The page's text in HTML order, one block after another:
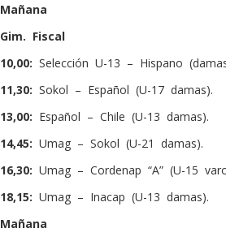
Mañana
Gim. Fiscal
10,00: Selección U-13 – Hispano
11,30: Sokol – Español (U-17 damas).
13,00: Español – Chile (U-13 damas).
14,45: Umag – Sokol (U-21 damas).
16,30: Umag – Cordenap “A” (U-15
18,15: Umag – Inacap (U-13 damas).
Mañana